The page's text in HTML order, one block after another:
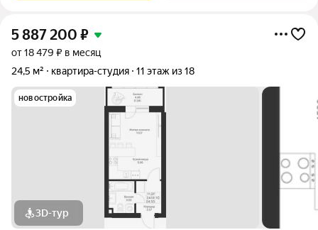
5 887 200 ₽
от 18 479 ₽ в месяц
24,5 м²
квартира-студия 11 этаж из 18
новостройка
3D-тур